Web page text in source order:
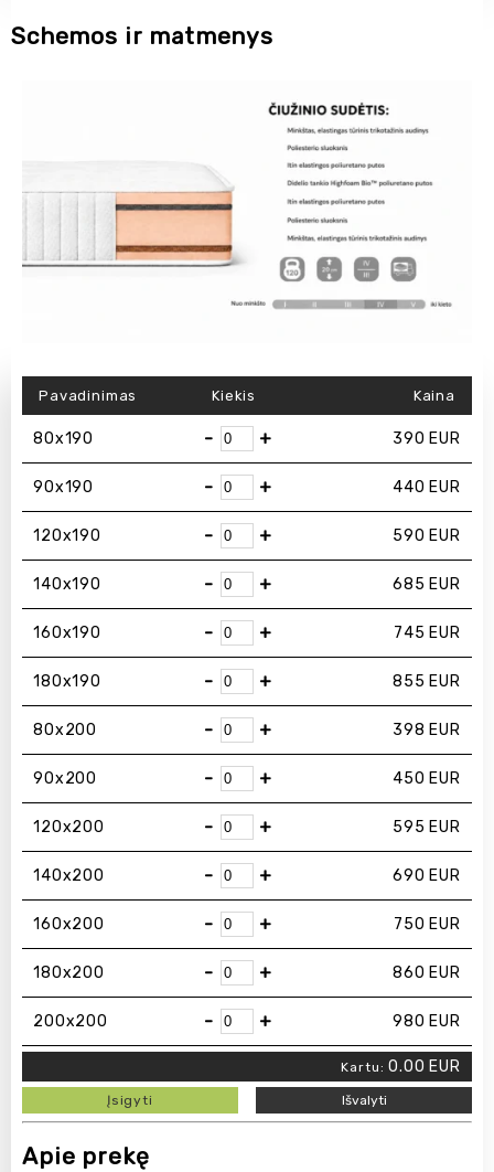
Schemos ir matmenys
Pavadinimas Kiekis Kaina
80х190 - + 390 EUR
90х190 - + 440 EUR
120х190 - + 590 EUR
140х190 - + 685 EUR
160х190 - + 745 EUR
180х190 - + 855 EUR
80х200 - + 398 EUR
90х200 - + 450 EUR
120х200 - + 595 EUR
140х200 - + 690 EUR
160х200 - + 750 EUR
180х200 - + 860 EUR
200x200 - + 980 EUR
Kartu:0.00 EUR
Įsigyti Išvalyti
Apie prekę